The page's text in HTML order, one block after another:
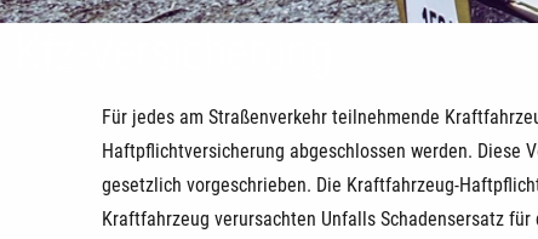
Für jedes am Straßenverkehr teilnehmende
Haftpflichtversicherung abgeschlossen werden. Diese
gesetzlich vorgeschrieben. Die Kraftfahrzeug-
Kraftfahrzeug verursachten Unfalls Schadensersatz für